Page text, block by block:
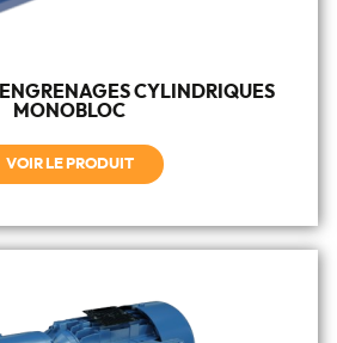
CYLINDRIQUES
MONOBLOC
VOIR LE PRODUIT